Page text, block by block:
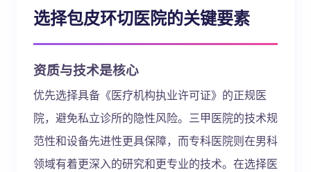
选择包皮环切医院的关键要素
资质与技术是核心
优先选择具备《医疗机构执业许可证》的正规医
院，避免私立诊所的隐性风险。三甲医院的技术规
范性和设备先进性更具保障，而专科医院则在男科
领域有着更深入的研究和更专业的技术。在选择医